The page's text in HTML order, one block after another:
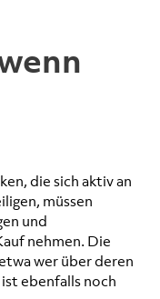
die sich aktiv an
müssen
und
nehmen. Die
wer über deren
ebenfalls noch